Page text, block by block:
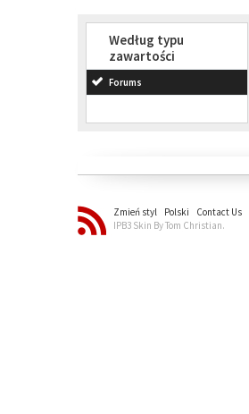
Według typu
zawartości
Forums
Zmień styl Polski Contact Us
IPB3 Skin By Tom Christian.